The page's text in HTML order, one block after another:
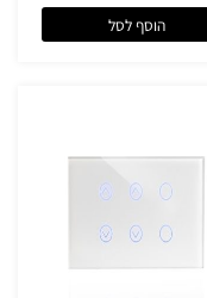
הוסף לסל